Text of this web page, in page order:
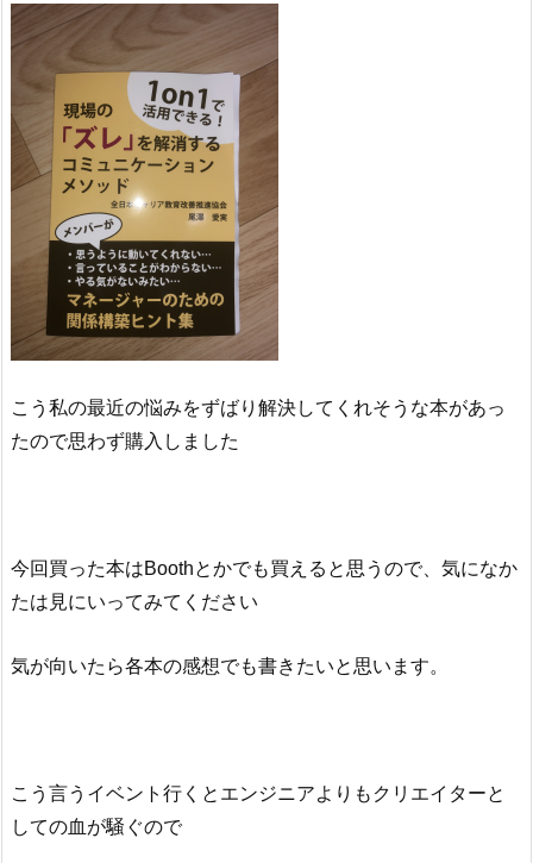
こう私の最近の悩みをずばり解決してくれそうな本があっ
たので思わず購入しました
今回買った本はBoothとかでも買えると思うので、気になか
たは見にいってみてください
気が向いたら各本の感想でも書きたいと思います。
こう言うイベント行くとエンジニアよりもクリエイターと
しての血が騒ぐので